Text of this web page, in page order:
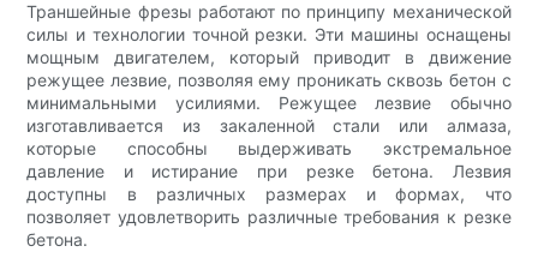
Траншейные фрезы работают по принципу механической
силы и технологии точной резки. Эти машины оснащены
мощным двигателем, который приводит в движение
режущее лезвие, позволяя ему проникать сквозь бетон с
минимальными усилиями. Режущее лезвие обычно
изготавливается из закаленной стали или алмаза,
которые способны выдерживать экстремальное
давление и истирание при резке бетона. Лезвия
доступны в различных размерах и формах, что
позволяет удовлетворить различные требования к резке
бетона.